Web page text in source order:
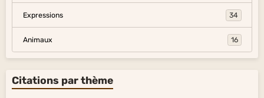
Expressions 34
Animaux 16
Citations par thème